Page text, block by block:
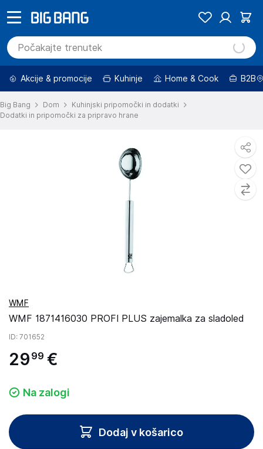
Akcije & promocije Kuhinje Home & Cook B2B
Big Bang Dom
Kuhinjski pripomočki in dodatki
Dodatki in pripomočki za pripravo hrane
WMF
WMF 1871416030 PROFI PLUS zajemalka za sladoled
ID: 701652
29 99 €
Na zalogi
Dodaj v košarico